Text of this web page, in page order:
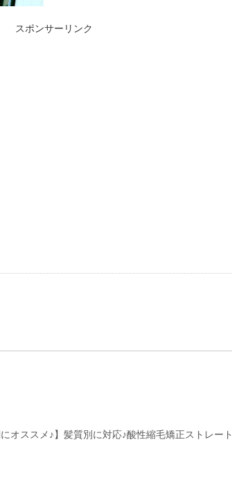
スポンサーリンク
にオススメ♪】髪質別に対応♪酸性縮毛矯正ストレート